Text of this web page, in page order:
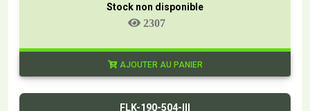
Stock non disponible
2307
AJOUTER AU PANIER
FLK-190-504-III